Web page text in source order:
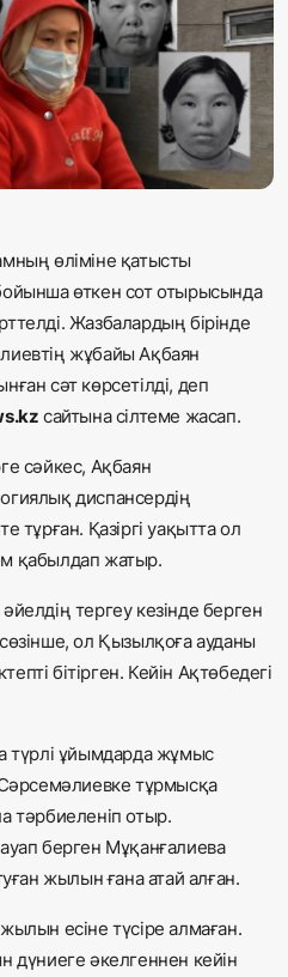
өліміне қатысты
өткен сот отырысында
Жазбалардың бірінде
жұбайы Ақбаян
сәт көрсетілді, деп
сайтына сілтеме жасап.
сәйкес, Ақбаян
диспансердің
тұрған. Қазіргі уақытта ол
қабылдап жатыр.
тергеу кезінде берген
ол Қызылқоға ауданы
бітірген. Кейін Ақтөбедегі
түрлі ұйымдарда жұмыс
тұрмысқа
тәрбиеленіп отыр.
берген Мұқанғалиева
жылын ғана атай алған.
есіне түсіре алмаған.
дүниеге әкелгеннен кейін